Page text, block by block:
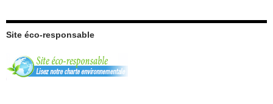
Site éco-responsable